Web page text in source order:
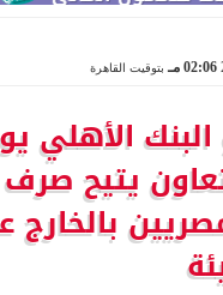
02:06 مـ بتوقيت القاهرة
البنك الأهلي
يتيح صرف
بالخارج